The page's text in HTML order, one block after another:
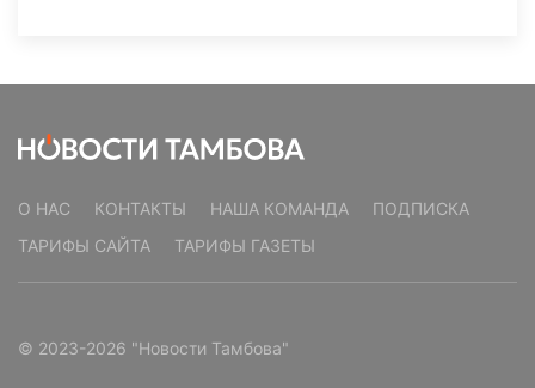
О НАС КОНТАКТЫ НАША КОМАНДА
ПОДПИСКА
ТАРИФЫ САЙТА
ТАРИФЫ ГАЗЕТЫ
© 2023-2026 "Новости Тамбова"